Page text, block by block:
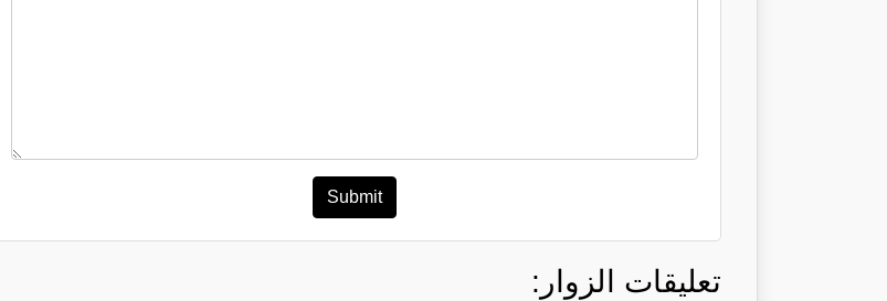
Submit
تعليقات الزوار: